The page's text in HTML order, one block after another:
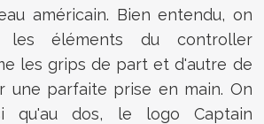
américain. Bien entendu, on
les éléments du controller
les grips de part et d'autre de
une parfaite prise en main. On
qu'au dos, le logo Captain